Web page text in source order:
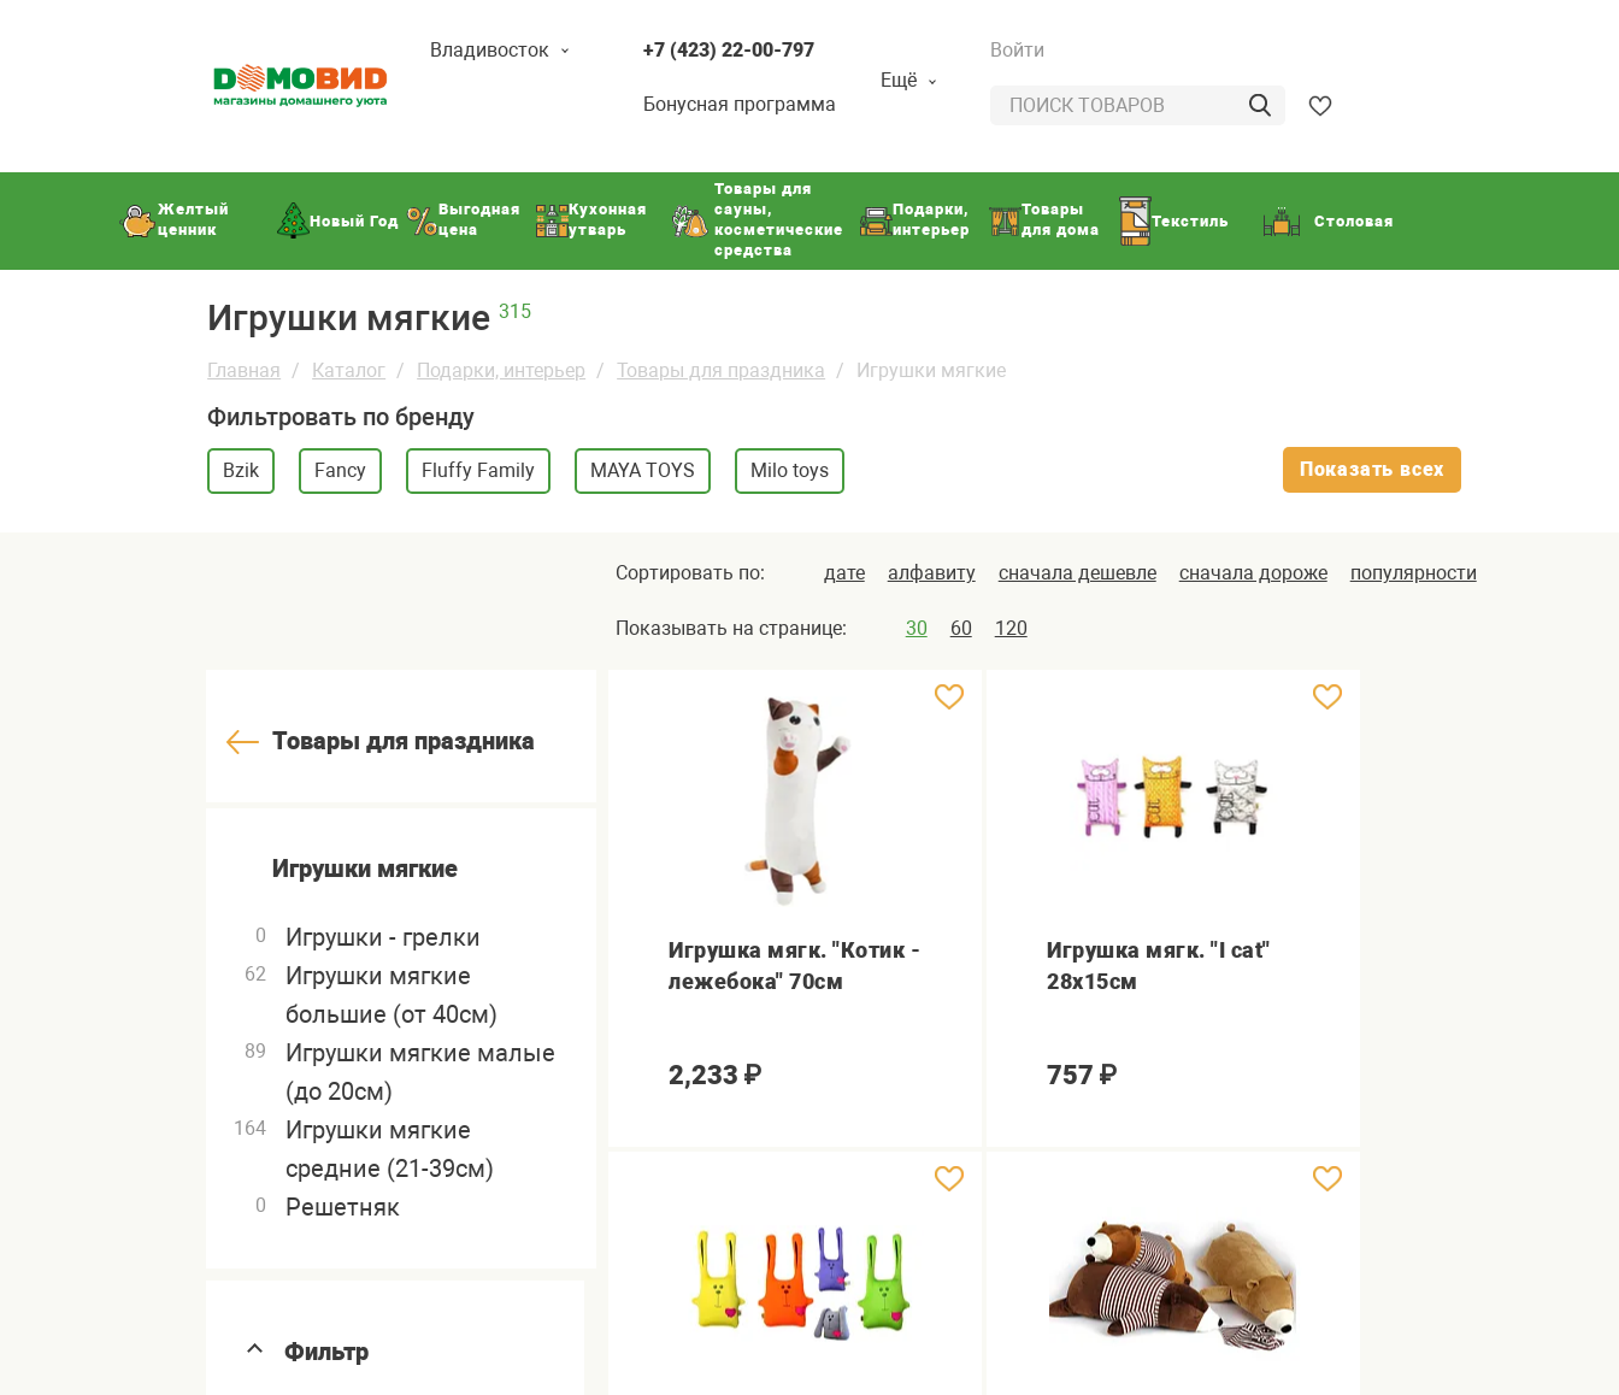
Владивосток +7 (423) 22-00-797
Бонусная программа
Ещё
Войти
Желтый
ценник
Новый Год
Выгодная
цена
Кухонная
утварь
Товары для
сауны,
косметические
средства
Подарки,
интерьер
Товары
для дома
Текстиль Столовая
Игрушки мягкие 315
Главная Каталог Подарки, интерьер Товары для праздника Игрушки мягкие
Фильтровать по бренду
Bzik Fancy Fluffy Family MAYA TOYS Milo toys Показать всех
Сортировать по: дате алфавиту сначала дешевле сначала дороже популярности
Показывать на странице: 30 60 120
Товары для праздника
Игрушки мягкие
0 Игрушки - грелки
62
Игрушки мягкие
большие (от 40см)
89
Игрушки мягкие малые
(до 20см)
164
Игрушки мягкие
средние (21-39см)
0 Решетняк
Фильтр
Игрушка мягк. "Котик -
лежебока" 70см
2,233 ₽
Игрушка мягк. "I cat"
28х15см
757 ₽